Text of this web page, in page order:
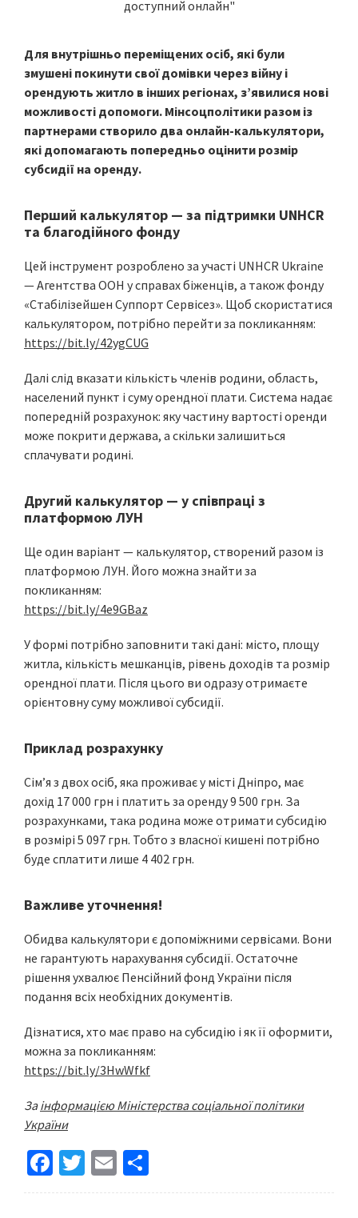
Для внутрішньо переміщених осіб, які були
змушені покинути свої домівки через війну і
орендують житло в інших регіонах, з’явилися нові
можливості допомоги. Мінсоцполітики разом із
партнерами створило два онлайн-калькулятори,
які допомагають попередньо оцінити розмір
субсидії на оренду.
Перший калькулятор — за підтримки UNHCR
та благодійного фонду
Цей інструмент розроблено за участі UNHCR Ukraine
— Агентства ООН у справах біженців, а також фонду
«Стабілізейшен Суппорт Сервісез». Щоб скористатися
калькулятором, потрібно перейти за покликанням:
https://bit.ly/42ygCUG
Далі слід вказати кількість членів родини, область,
населений пункт і суму орендної плати. Система надає
попередній розрахунок: яку частину вартості оренди
може покрити держава, а скільки залишиться
сплачувати родині.
Другий калькулятор — у співпраці з
платформою ЛУН
Ще один варіант — калькулятор, створений разом із
платформою ЛУН. Його можна знайти за
покликанням:
https://bit.ly/4e9GBaz
У формі потрібно заповнити такі дані: місто, площу
житла, кількість мешканців, рівень доходів та розмір
орендної плати. Після цього ви одразу отримаєте
орієнтовну суму можливої субсидії.
Приклад розрахунку
Сім’я з двох осіб, яка проживає у місті Дніпро, має
дохід 17 000 грн і платить за оренду 9 500 грн. За
розрахунками, така родина може отримати субсидію
в розмірі 5 097 грн. Тобто з власної кишені потрібно
буде сплатити лише 4 402 грн.
Важливе уточнення!
Обидва калькулятори є допоміжними сервісами. Вони
не гарантують нарахування субсидії. Остаточне
рішення ухвалює Пенсійний фонд України після
подання всіх необхідних документів.
Дізнатися, хто має право на субсидію і як її оформити,
можна за покликанням:
https://bit.ly/3HwWfkf
Заінформацією Міністерства соціальної політики
України
Fa
ce
T
wi
E
m h